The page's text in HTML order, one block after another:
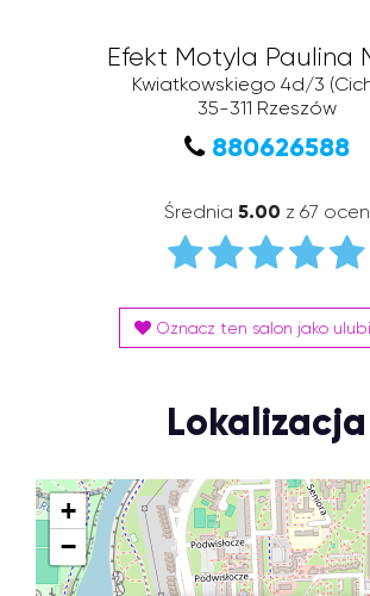
Efekt Motyla Paulina
Kwiatkowskiego 4d/3
35-311 Rzeszów
880626588
Średnia 5.00 z 67 ocen
Oznacz ten salon jako
Lokalizacja
+
−